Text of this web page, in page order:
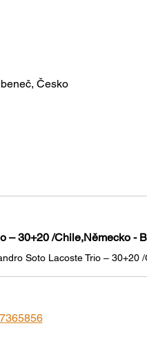
Česko
– 30+20 /Chile,Německo -